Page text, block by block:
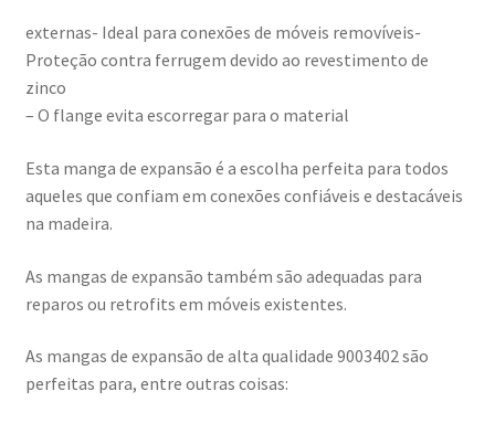
externas- Ideal para conexões de móveis removíveis-
Proteção contra ferrugem devido ao revestimento de
zinco
– O flange evita escorregar para o material
Esta manga de expansão é a escolha perfeita para todos
aqueles que confiam em conexões confiáveis e destacáveis
na madeira.
As mangas de expansão também são adequadas para
reparos ou retrofits em móveis existentes.
As mangas de expansão de alta qualidade 9003402 são
perfeitas para, entre outras coisas: